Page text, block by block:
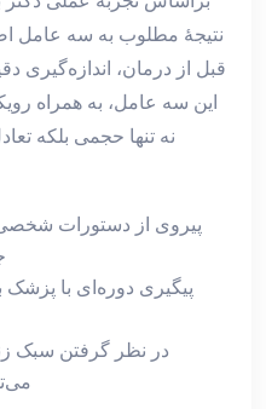
نتیجهٔ مطلوب به سه عامل
قبل از درمان،
این سه عامل، به همراه
نه تنها حجمی بلکه
پیروی از دستورات
پیگیری دوره‌ای با پزشک
در نظر گرفتن سبک